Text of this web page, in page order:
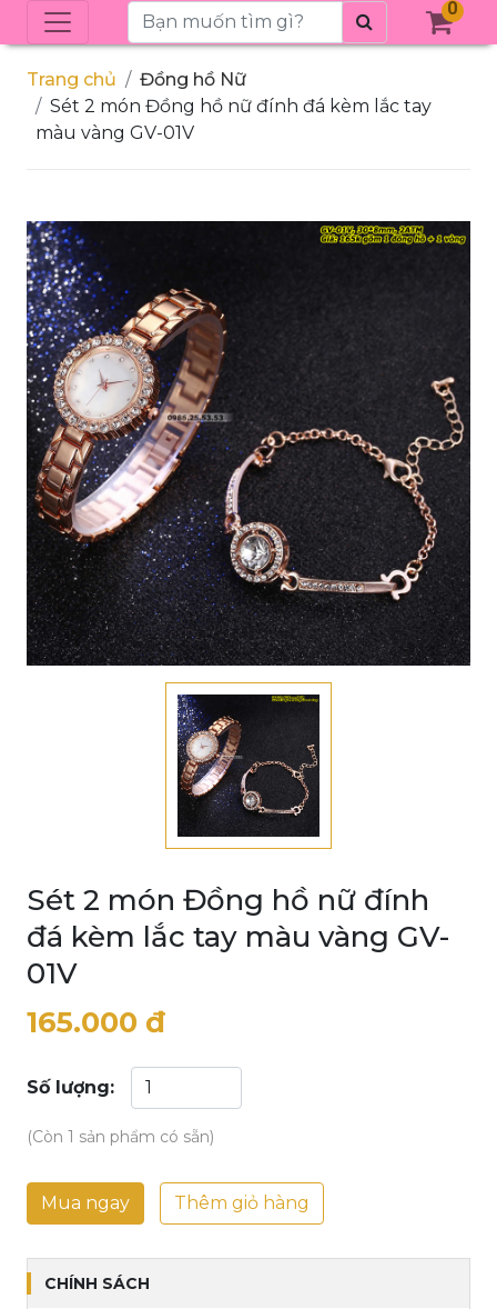
0
Trang chủ
Đồng hồ Nữ
Sét 2 món Đồng hồ nữ đính đá kèm lắc tay
màu vàng GV-01V
Sét 2 món Đồng hồ nữ đính
đá kèm lắc tay màu vàng GV-
01V
165.000 đ
Số lượng:
(Còn 1 sản phẩm có sẵn)
Mua ngay Thêm giỏ hàng
CHÍNH SÁCH